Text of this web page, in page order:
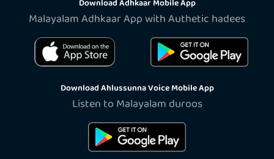
Malayalam Adhkaar App with Authetic hadees
Download Ahlussunna Voice Mobile App
Listen to Malayalam duroos